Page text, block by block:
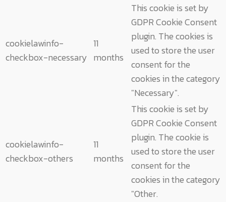
cookielawinfo-
checkbox-necessary
11
months
This cookie is set by
GDPR Cookie Consent
plugin. The cookies is
used to store the user
consent for the
cookies in the category
"Necessary".
cookielawinfo-
checkbox-others
11
months
This cookie is set by
GDPR Cookie Consent
plugin. The cookie is
used to store the user
consent for the
cookies in the category
"Other.